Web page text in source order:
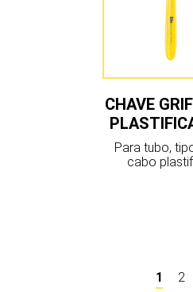
CHAVE
Para tubo,
cabo
1 2